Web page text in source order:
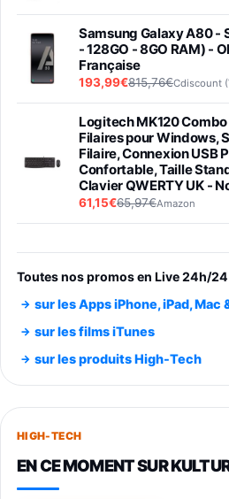
Samsung Galaxy A80 -
- 128GO - 8GO RAM) -
Française
193,99€815,76€Cdiscount
Logitech MK120
Filaires pour Windows,
Filaire, Connexion USB
Confortable, Taille
Clavier QWERTY UK -
61,15€65,97€Amazon
entraénement direct 3
trs/min) avec pre-ampli
Smartphone SAMSUNG
891,99€1199€Fnac (Vendeur
Smartphone
749,99€
Toutes nos promos en Live 24h/24
sur les Apps iPhone, iPad, Mac
sur les films iTunes
sur les produits High-Tech
HIGH-TECH
EN CE MOMENT SUR